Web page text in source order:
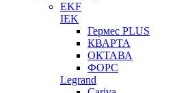
EKF
IEK
Гермес PLUS
КВАРТА
ОКТАВА
ФОРС
Legrand